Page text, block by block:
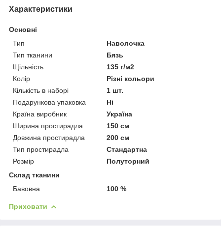
Характеристики
Основні
Тип
Наволочка
Тип тканини
Бязь
Щільність
135 г/м2
Колір
Різні кольори
Кількість в наборі
1 шт.
Подарункова упаковка
Ні
Країна виробник
Україна
Ширина простирадла
150 см
Довжина простирадла
200 см
Тип простирадла
Стандартна
Розмір
Полуторний
Склад тканини
Бавовна
100 %
Приховати